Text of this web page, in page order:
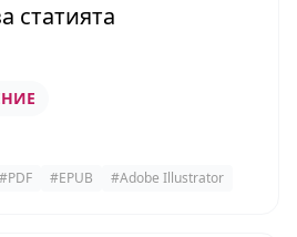
статията
#PDF #EPUB #Adobe Illustrator